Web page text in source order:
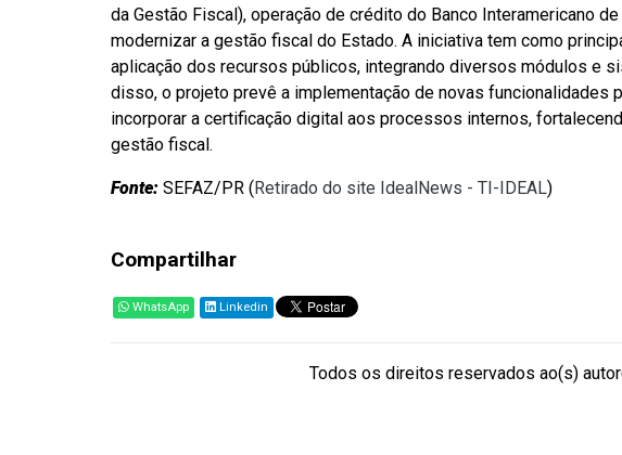
da Gestão Fiscal), operação de crédito do Banco Interamericano
modernizar a gestão fiscal do Estado. A iniciativa tem como
aplicação dos recursos públicos, integrando diversos módulos e
disso, o projeto prevê a implementação de novas funcionalidades
incorporar a certificação digital aos processos internos,
gestão fiscal.
Fonte: SEFAZ/PR (Retirado do site IdealNews - TI-IDEAL)
Compartilhar
WhatsApp Linkedin
Todos os direitos reservados ao(s)